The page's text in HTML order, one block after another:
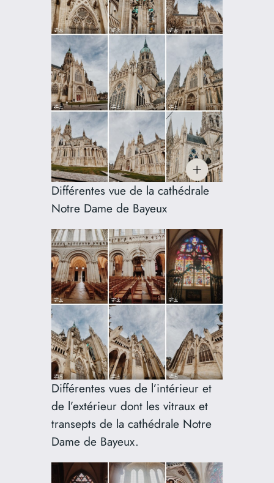
Différentes vue de la cathédrale
Notre Dame de Bayeux
Différentes vues de l’intérieur et
de l’extérieur dont les vitraux et
transepts de la cathédrale Notre
Dame de Bayeux.